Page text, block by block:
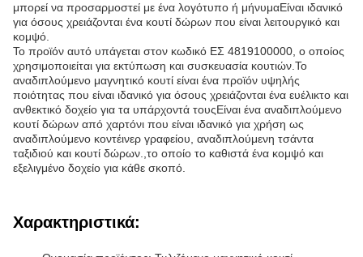
μπορεί να προσαρμοστεί με ένα λογότυπο ή μήνυμαΕίναι ιδανικό
για όσους χρειάζονται ένα κουτί δώρων που είναι λειτουργικό και
κομψό.
Το προϊόν αυτό υπάγεται στον κωδικό ΕΣ 4819100000, ο οποίος
χρησιμοποιείται για εκτύπωση και συσκευασία κουτιών.Το
αναδιπλούμενο μαγνητικό κουτί είναι ένα προϊόν υψηλής
ποιότητας που είναι ιδανικό για όσους χρειάζονται ένα ευέλικτο και
ανθεκτικό δοχείο για τα υπάρχοντά τουςΕίναι ένα αναδιπλούμενο
κουτί δώρων από χαρτόνι που είναι ιδανικό για χρήση ως
αναδιπλούμενο κοντέινερ γραφείου, αναδιπλούμενη τσάντα
ταξιδιού και κουτί δώρων.,το οποίο το καθιστά ένα κομψό και
εξελιγμένο δοχείο για κάθε σκοπό.
Χαρακτηριστικά: